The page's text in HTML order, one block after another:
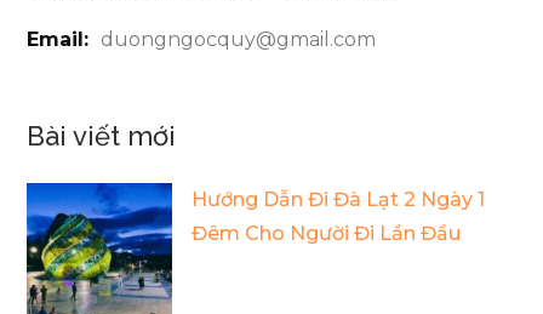
Email: duongngocquy@gmail.com
Bài viết mới
Hướng Dẫn Đi Đà Lạt 2 Ngày 1
Đêm Cho Người Đi Lần Đầu